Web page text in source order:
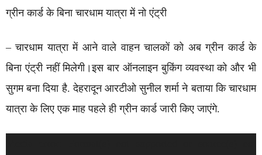
ग्रीन कार्ड के बिना चारधाम यात्रा में नो एंट्री
– चारधाम यात्रा में आने वाले वाहन चालकों को अब ग्रीन कार्ड के
बिना एंट्री नहीं मिलेगी।इस बार ऑनलाइन बुकिंग व्यवस्था को और भी
सुगम बना दिया है. देहरादून आरटीओ सुनील शर्मा ने बताया कि चारधाम
यात्रा के लिए एक माह पहले ही ग्रीन कार्ड जारी किए जाएंगे.